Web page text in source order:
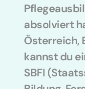
absolviert
Österreich,
kannst du
SBFI